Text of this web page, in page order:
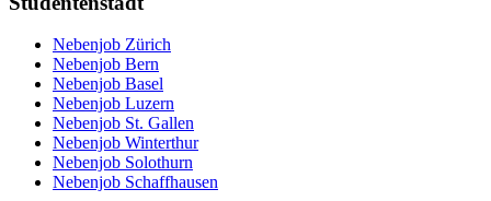
Nebenjob Zürich
Nebenjob Bern
Nebenjob Basel
Nebenjob Luzern
Nebenjob St. Gallen
Nebenjob Winterthur
Nebenjob Solothurn
Nebenjob Schaffhausen